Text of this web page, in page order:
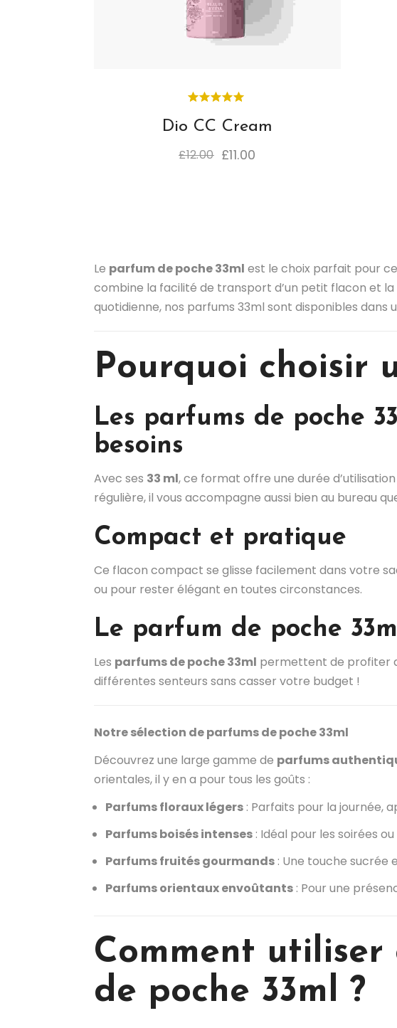
Dio CC Cream
£12.00 £11.00
Le parfum de poche 33ml est le choix parfait pour
combine la facilité de transport d’un petit flacon et
quotidienne, nos parfums 33ml sont disponibles
Pourquoi choisir
Les parfums de poche
besoins
Avec ses 33 ml, ce format offre une durée
régulière, il vous accompagne aussi bien au bureau
Compact et pratique
Ce flacon compact se glisse facilement dans votre
ou pour rester élégant en toutes circonstances.
Le parfum de poche
Les parfums de poche 33ml permettent de profiter
différentes senteurs sans casser votre budget !
Notre sélection de parfums de poche 33ml
Découvrez une large gamme de parfums
orientales, il y en a pour tous les goûts :
Parfums floraux légers : Parfaits pour la journée,
Parfums boisés intenses : Idéal pour les soirées
Parfums fruités gourmands : Une touche
Parfums orientaux envoûtants : Pour une
Comment
de poche 33ml ?